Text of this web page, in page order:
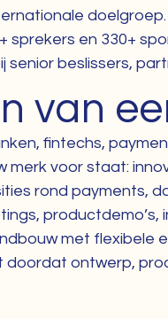
sprekers en 330+
senior beslissers,
van
fintechs,
merk voor staat:
rond payments,
met flexibele
ontwerp,